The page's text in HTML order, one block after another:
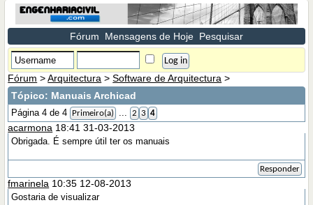
Fórum Mensagens de Hoje Pesquisar
Fórum >Arquitectura >Software de Arquitectura >
Tópico: Manuais Archicad
Página 4 de 4 Primeiro(a) ... 2 3 4
acarmona 18:41 31-03-2013
Obrigada. É sempre útil ter os manuais
Responder
fmarinela 10:35 12-08-2013
Gostaria de visualizar